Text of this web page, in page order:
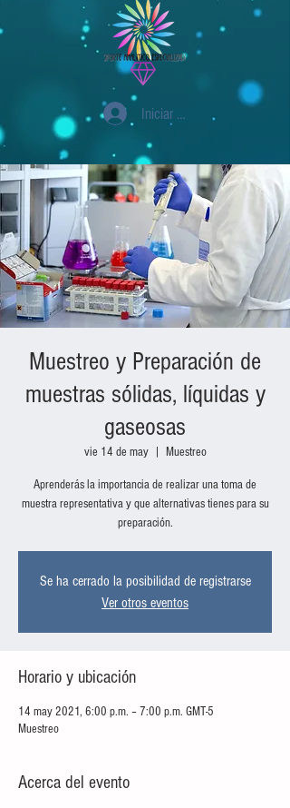
Iniciar sesión
Muestreo y Preparación de
muestras sólidas, líquidas y
gaseosas
vie 14 de may
  |
Muestreo
Aprenderás la importancia de realizar una toma de
muestra representativa y que alternativas tienes para su
preparación.
Se ha cerrado la posibilidad de registrarse
Ver otros eventos
Horario y ubicación
14 may 2021, 6:00 p.m. – 7:00 p.m. GMT-5
Muestreo
Acerca del evento